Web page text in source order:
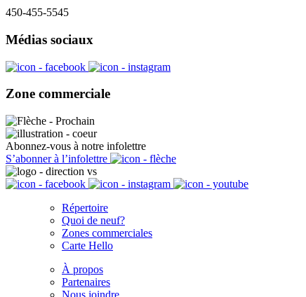
450-455-5545
Médias sociaux
Zone commerciale
Abonnez-vous à notre infolettre
S’abonner à l’infolettre
Répertoire
Quoi de neuf?
Zones commerciales
Carte Hello
À propos
Partenaires
Nous joindre